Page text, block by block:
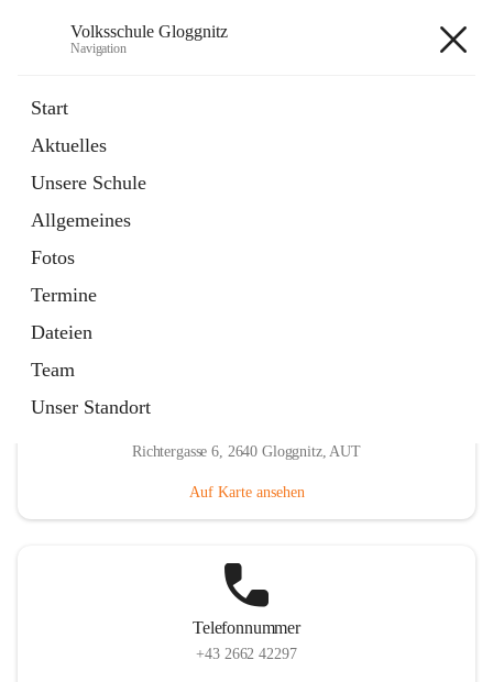
Volksschule Gloggnitz
Navigation
Start
Aktuelles
Unsere Schule
Allgemeines
Fotos
Termine
Dateien
Team
Unser Standort
Seite
in
Tab
Elternverein
öffnet
in
neuem
Tab
Richtergasse 6, 2640 Gloggnitz, AUT
Auf Karte ansehen
Telefonnummer
+43 2662 42297